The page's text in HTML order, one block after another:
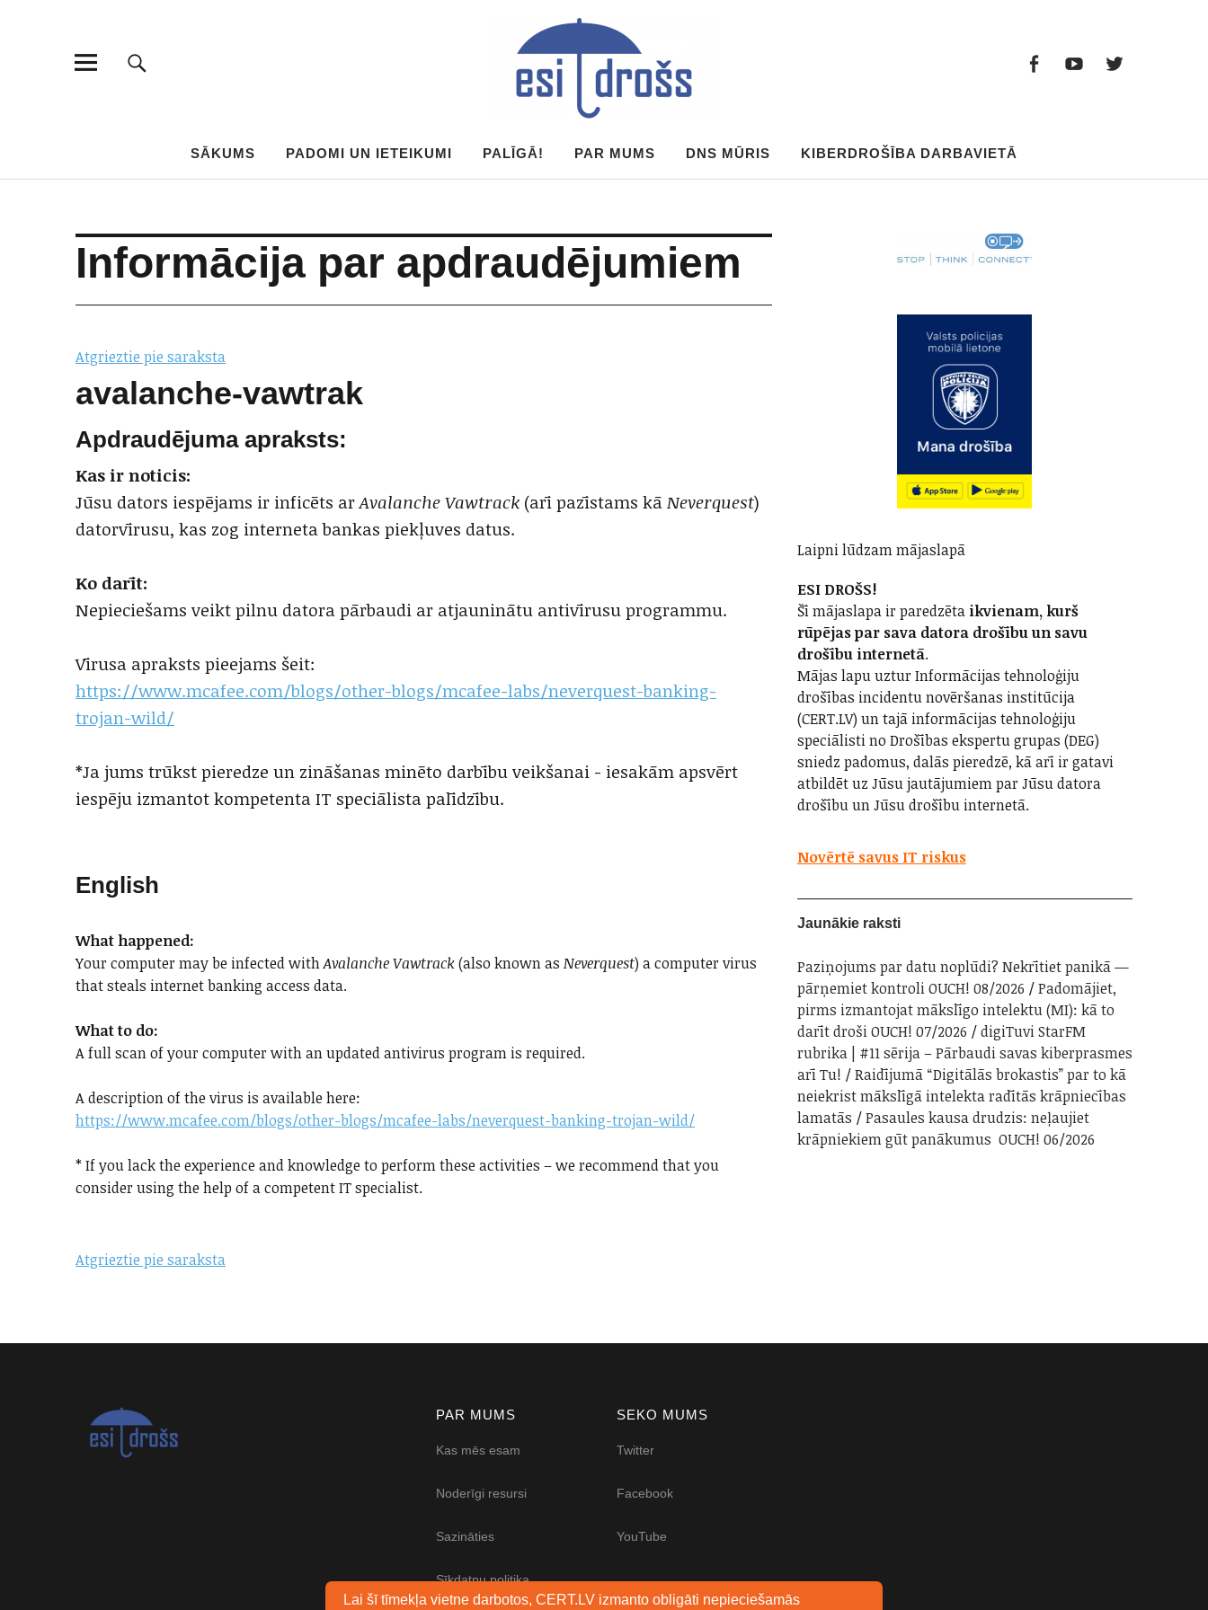
SĀKUMS PADOMI UN IETEIKUMI PALĪGĀ! PAR MUMS DNS MŪRIS KIBERDROŠĪBA DARBAVIETĀ
Informācija par apdraudējumiem
Atgrieztie pie saraksta
avalanche-vawtrak
Apdraudējuma apraksts:
Kas ir noticis:
Jūsu dators iespējams ir inficēts arAvalanche Vawtrack (arī pazīstams kāNeverquest)
datorvīrusu, kas zog interneta bankas piekļuves datus.
Ko darīt:
Nepieciešams veikt pilnu datora pārbaudi ar atjauninātu antivīrusu programmu.
Vīrusa apraksts pieejams šeit:
https://www.mcafee.com/blogs/other-blogs/mcafee-labs/neverquest-banking-
trojan-wild/
*Ja jums trūkst pieredze un zināšanas minēto darbību veikšanai - iesakām apsvērt
iespēju izmantot kompetenta IT speciālista palīdzību.
English
What happened:
Your computer may be infected withAvalanche Vawtrack(also known as Neverquest) a computer virus
that steals internet banking access data.
What to do:
A full scan of your computer with an updated antivirus program is required.
A description of the virus is available here:
https://www.mcafee.com/blogs/other-blogs/mcafee-labs/neverquest-banking-trojan-wild/
* If you lack the experience and knowledge to perform these activities – we recommend that you
consider using the help of a competent IT specialist.
Atgrieztie pie saraksta
Laipni lūdzam mājaslapā
ESI DROŠS!
Šī mājaslapa ir paredzēta ikvienam, kurš
rūpējas par sava datora drošību un savu
drošību internetā.
Mājas lapu uztur Informācijas tehnoloģiju
drošības incidentu novēršanas institūcija
(CERT.LV) un tajā informācijas tehnoloģiju
speciālisti no Drošības ekspertu grupas (DEG)
sniedz padomus, dalās pieredzē, kā arī ir gatavi
atbildēt uz Jūsu jautājumiem par Jūsu datora
drošību un Jūsu drošību internetā.
Novērtē savus IT riskus
Jaunākie raksti
Paziņojums par datu noplūdi? Nekrītiet panikā —
pārņemiet kontroli OUCH! 08/2026
Padomājiet,
pirms izmantojat mākslīgo intelektu (MI): kā to
darīt droši OUCH! 07/2026
digiTuvi StarFM
rubrika | #11 sērija – Pārbaudi savas kiberprasmes
arī Tu!
Raidījumā “Digitālās brokastis” par to kā
neiekrist mākslīgā intelekta radītās krāpniecības
lamatās
Pasaules kausa drudzis: neļaujiet
krāpniekiem gūt panākumus OUCH! 06/2026
PAR MUMS
Kas mēs esam
Noderīgi resursi
Sazināties
Sīkdatņu politika
SEKO MUMS
Twitter
Facebook
YouTube
Lai šī tīmekļa vietne darbotos, CERT.LV izmanto obligāti nepieciešamās